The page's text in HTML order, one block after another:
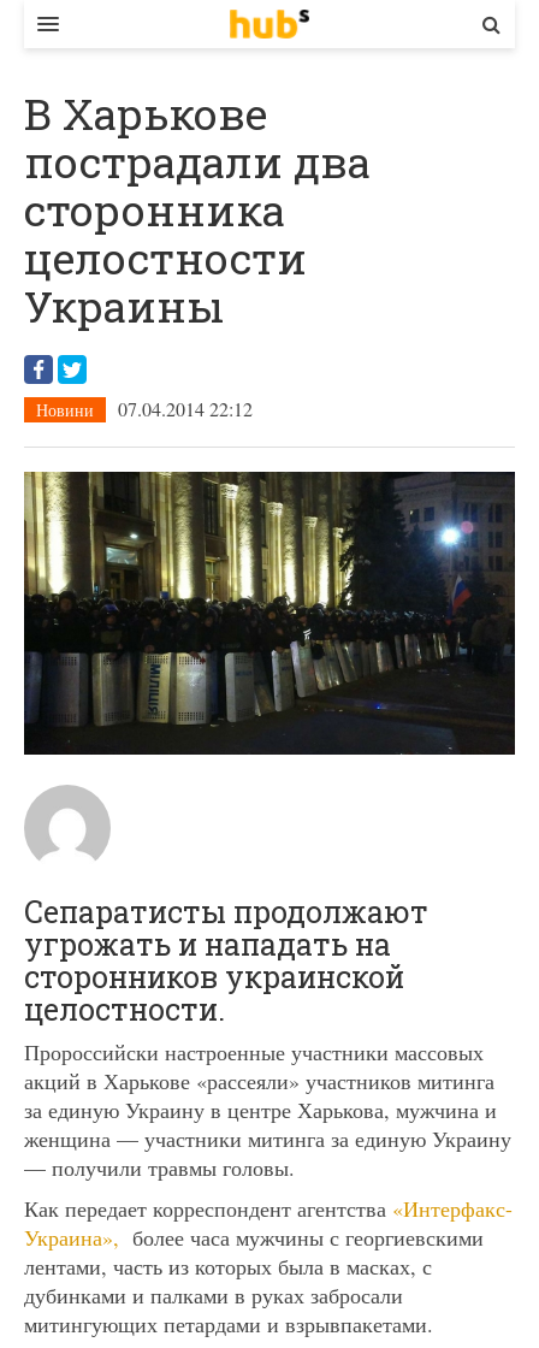
ЕКОНОМІКА
БІЗНЕС
СТАРТЕР
КОНТАКТИ
В Харькове
пострадали два
сторонника
целостности
Украины
Новини 07.04.2014 22:12
Сепаратисты продолжают
угрожать и нападать на
сторонников украинской
целостности.
Пророссийски настроенные участники массовых
акций в Харькове «рассеяли» участников митинга
за единую Украину в центре Харькова, мужчина и
женщина — участники митинга за единую Украину
— получили травмы головы.
Как передает корреспондент агентства «Интерфакс-
Украина», более часа мужчины с георгиевскими
лентами, часть из которых была в масках, с
дубинками и палками в руках забросали
митингующих петардами и взрывпакетами.